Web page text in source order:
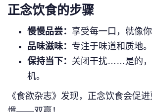
正念饮食的步骤
慢慢品尝： 享受每一口，就像
品味滋味： 专注于味道和质地。
保持当下： 关闭干扰……是的，
机。
《食欲杂志》发现，正念饮食会促